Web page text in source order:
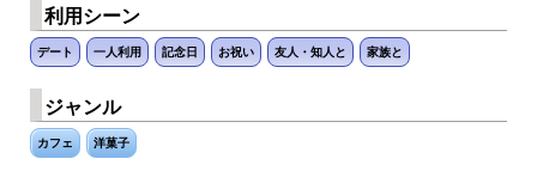
利用シーン
デート 一人利用 記念日 お祝い 友人・知人と 家族と
ジャンル
カフェ 洋菓子